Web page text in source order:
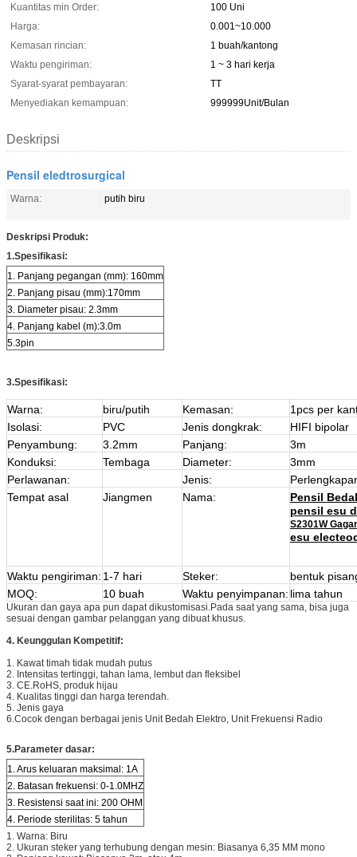
Kuantitas min Order:
100 Uni
Harga:
0.001~10.000
Kemasan rincian:
1 buah/kantong
Waktu pengiriman:
1 ~ 3 hari kerja
Syarat-syarat pembayaran:
TT
Menyediakan kemampuan:
999999Unit/Bulan
Deskripsi
Pensil eledtrosurgical
Warna: putih biru
Deskripsi Produk:
1.Spesifikasi:
1. Panjang pegangan (mm): 160mm
2. Panjang pisau (mm):170mm
3. Diameter pisau: 2.3mm
4. Panjang kabel (m):3.0m
5.3pin
3.Spesifikasi:
Warna: biru/putih Kemasan:
1pcs per
Isolasi:
PVC Jenis dongkrak:
HIFI bipolar
Penyambung:
3.2mm Panjang:
3m
Konduksi:
Tembaga Diameter:
3mm
Perlawanan:
Jenis:
Tempat asal
Jiangmen Nama:
Pensil
pensil esu
S2301W
esu
Waktu pengiriman: 1-7 hari Steker:
bentuk
MOQ:
10 buah Waktu penyimpanan: lima tahun
Ukuran dan gaya apa pun dapat dikustomisasi.Pada saat yang sama, bisa juga
sesuai dengan gambar pelanggan yang dibuat khusus.
4. Keunggulan Kompetitif:
1. Kawat timah tidak mudah putus
2. Intensitas tertinggi, tahan lama, lembut dan fleksibel
3. CE.RoHS, produk hijau
4. Kualitas tinggi dan harga terendah.
5. Jenis gaya
6.Cocok dengan berbagai jenis Unit Bedah Elektro, Unit Frekuensi Radio
5.Parameter dasar:
1. Arus keluaran maksimal: 1A
2. Batasan frekuensi: 0-1.0MHZ
3. Resistensi saat ini: 200 OHM
4. Periode sterilitas: 5 tahun
1. Warna: Biru
2. Ukuran steker yang terhubung dengan mesin: Biasanya 6,35 MM mono